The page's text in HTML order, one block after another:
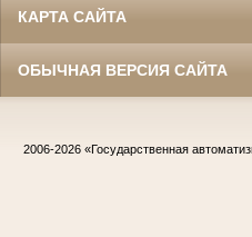
КАРТА САЙТА
ОБЫЧНАЯ ВЕРСИЯ САЙТА
2006-2026 «Государственная